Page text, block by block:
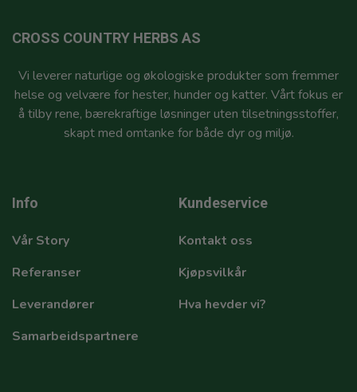
CROSS COUNTRY HERBS AS
Vi leverer naturlige og økologiske produkter som fremmer
helse og velvære for hester, hunder og katter. Vårt fokus er
å tilby rene, bærekraftige løsninger uten tilsetningsstoffer,
skapt med omtanke for både dyr og miljø.
Info
Vår Story
Referanser
Leverandører
Samarbeidspartnere
Kundeservice
Kontakt oss
Kjøpsvilkår
Hva hevder vi?